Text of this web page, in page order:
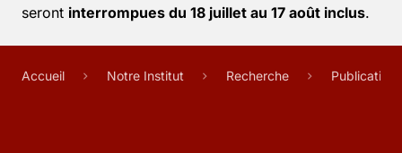
seront interrompues du 18 juillet au 17 août inclus.
Accueil Notre Institut Recherche